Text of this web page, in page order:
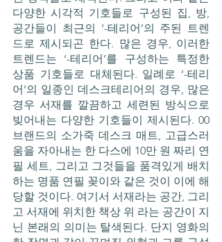
다양한 시각적 기호들로 구성된 집, 방,
공간들이 최근의 ‘-테리어’의 주된 트렌
드로 제시되곤 한다. 많은 경우, 이러한
트렌드는 ‘-테리어’를 구성하는 특정한
상품 기호들로 대체된다. 일례로 ‘-테리
어’의 일종인 데스크테리어의 경우, 많은
경우 서재를 깔끔하고 세련된 방식으로
빚어내는 다양한 기호들이 제시된다. 00
브랜드의 소가죽 데스크 매트, 고급스러
움을 자아내는 한 다스에 10만 원 짜리 연
필 세트, 그리고 그것들을 품격있게 배치
하는 명품 연필 꽂이와 같은 것이 이에 해
당할 것이다. 여기서 서재라는 공간, 그리
고 서재에 위치한 책상 위 라는 공간이 지
닌 본래의 의미는 탈색된다. 단지 영화의